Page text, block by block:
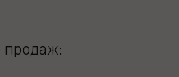
продаж: